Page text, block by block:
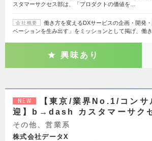
スタマーサクセス部は、「プロダクトの価値を…
会社概要
働き方を変えるDXサービスの企画・開発
ベーションを生み出す」をミッションとして掲げ、働
興味あり
NEW
【東京/業界No.1/コンサ
迎】b→dash カスタマーサク
その他、営業系
株式会社データX